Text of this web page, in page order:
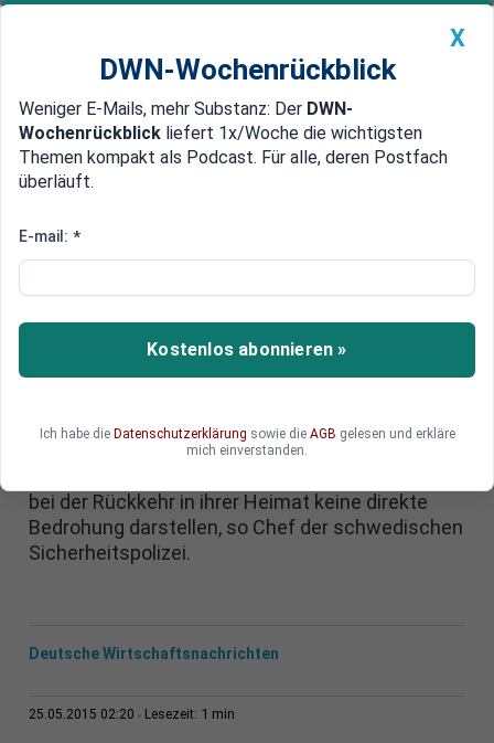
Newsticker MEIN DWN: Geldanlage Premium
Edelmetalle DWN-Magazin China
Doppelmoral in Stockholm
Russland fordert von Schweden
Abzug der Söldner aus der
Ukraine
Russland fordert von Schweden, alle in der
zurückzurufen. Schweden selbst gibt die
Anwesenheit der Kämpfer zu. Im Gegensatz zu
bei der Rückkehr in ihrer Heimat keine direkte
Bedrohung darstellen, so Chef der schwedischen
Sicherheitspolizei.
Deutsche Wirtschaftsnachrichten
25.05.2015 02:20 Lesezeit: 1 min
X
DWN-Wochenrückblick
Weniger E-Mails, mehr Substanz: Der DWN-
Wochenrückblick liefert 1x/Woche die wichtigsten
Themen kompakt als Podcast. Für alle, deren Postfach
überläuft.
E-mail: *
Kostenlos abonnieren »
Ich habe die Datenschutzerklärung sowie die AGB gelesen und erkläre
mich einverstanden.